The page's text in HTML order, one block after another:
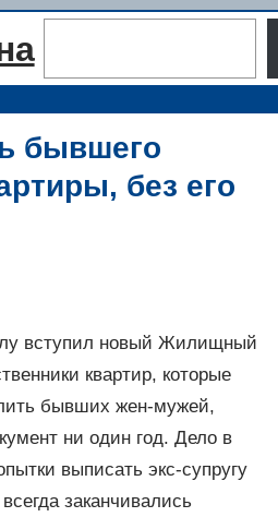
бывшего
без его
вступил новый Жилищный
квартир, которые
бывших жен-мужей,
ни один год. Дело в
выписать экс-супругу
заканчивались